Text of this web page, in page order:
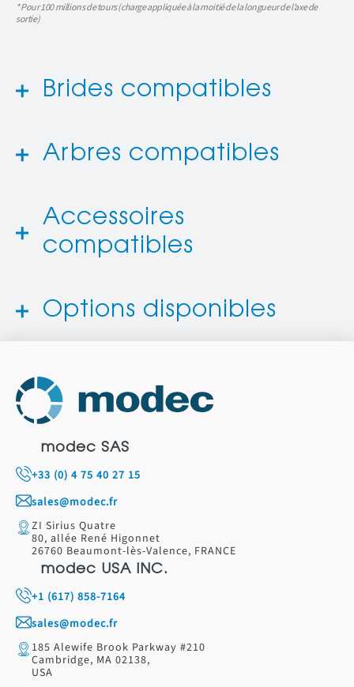
* Pour 100 millions de tours (charge appliquée à la moitié de la longueur de l’axe de
sortie)
Brides compatibles
Arbres compatibles
Accessoires
compatibles
Options disponibles
modec SAS
+33 (0) 4 75 40 27 15
sales@modec.fr
ZI Sirius Quatre
80, allée René Higonnet
26760 Beaumont-lès-Valence, FRANCE
modec USA INC.
+1 (617) 858-7164
sales@modec.fr
185 Alewife Brook Parkway #210
Cambridge, MA 02138,
USA